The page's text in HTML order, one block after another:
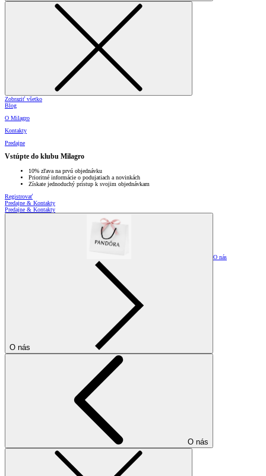
Zobraziť všetko
Blog
O Milagro
Kontakty
Predajne
Vstúpte do klubu Milagro
10% zľava na prvú objednávku
Prioritné informácie o podujatiach a novinkách
Získate jednoduchý prístup k svojim objednávkam
Registrovať
Predajne & Kontakty
Predajne & Kontakty
O nás
O nás
O nás